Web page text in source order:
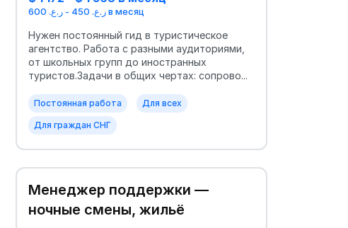
ر.ع. 450 - ر.ع. 600 в месяц
Нужен постоянный гид в туристическое
агентство. Работа с разными аудиториями,
от школьных групп до иностранных
туристов.Задачи в общих чертах: сопрово...
Постоянная работа Для всех
Для граждан СНГ
Менеджер поддержки —
ночные смены, жильё